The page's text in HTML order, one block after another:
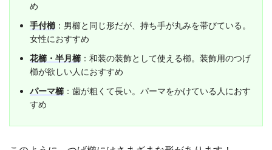
め
手付櫛：男櫛と同じ形だが、持ち手が丸みを帯びている。
女性におすすめ
花櫛・半月櫛：和装の装飾として使える櫛。装飾用のつげ
櫛が欲しい人におすすめ
パーマ櫛：歯が粗くて長い。パーマをかけている人におす
すめ